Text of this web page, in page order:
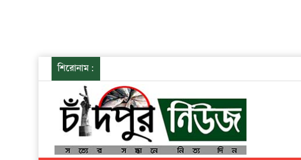
শিরোনাম: